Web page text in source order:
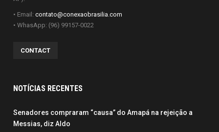
• Email: contato@conexaobrasilia.com
• WhasApp: (96) 99157-0022
CONTACT
NOTÍCIAS RECENTES
Senadores compraram “causa” do Amapá na rejeição a
Messias, diz Aldo